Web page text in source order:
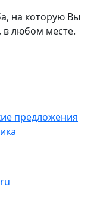
на которую Вы
любом месте.
предложения